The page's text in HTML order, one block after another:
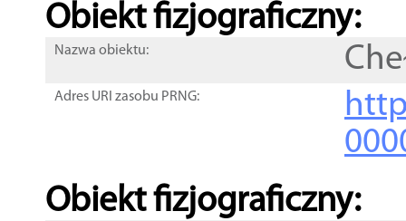
Obiekt fizjograficzny:
Nazwa obiektu:
Adres URI zasobu PRNG:
Obiekt fizjograficzny: